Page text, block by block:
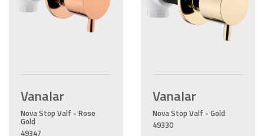
Vanalar
Nova Stop Valf - Rose
Gold
49347
Vanalar
Nova Stop Valf - Gold
49330